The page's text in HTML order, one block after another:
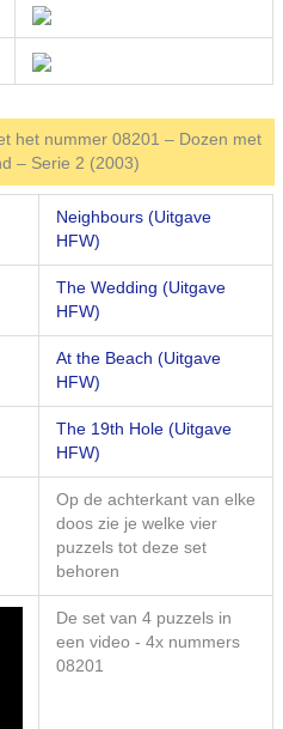
het nummer 08201 – Dozen met
– Serie 2 (2003)
Neighbours (Uitgave
HFW)
The Wedding (Uitgave
HFW)
At the Beach (Uitgave
HFW)
The 19th Hole (Uitgave
HFW)
Op de achterkant van elke
doos zie je welke vier
puzzels tot deze set
behoren
De set van 4 puzzels in
een video - 4x nummers
08201